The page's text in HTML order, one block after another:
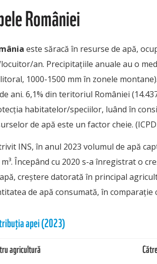
României
este săracă în resurse de apă,
locuitor/an. Precipitațiile anuale au o
1000-1500 mm în zonele
ani. 6,1% din teritoriul României
habitatelor/speciilor, luând în
de apă este un factor cheie.
INS, în anul 2023 volumul de apă
Începând cu 2020 s-a înregistrat o
creștere datorată în principal
de apă consumată, în comparație
apei (2023)
agricultură